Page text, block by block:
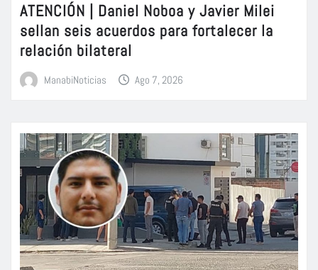
ATENCIÓN | Daniel Noboa y Javier Milei
sellan seis acuerdos para fortalecer la
relación bilateral
ManabiNoticias Ago 7, 2026